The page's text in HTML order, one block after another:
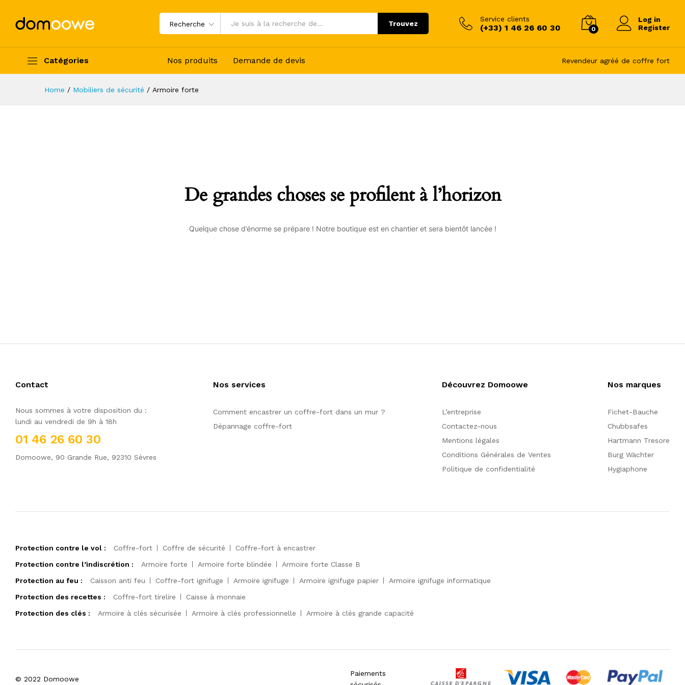
Recherche Trouvez
Service clients
(+33) 1 46 26 60 30 0
Log in
Register
Catégories Nos produits Demande de devis Revendeur agréé de coffre fort
Home / Mobiliers de sécurité / Armoire forte
De grandes choses se profilent à l’horizon
Quelque chose d’énorme se prépare ! Notre boutique est en chantier et sera bientôt lancée !
Contact
Nous sommes à votre disposition du :
lundi au vendredi de 9h à 18h
01 46 26 60 30
Domoowe, 90 Grande Rue, 92310 Sèvres
Nos services
Comment encastrer un coffre-fort dans un mur ?
Dépannage coffre-fort
Découvrez Domoowe
L’entreprise
Contactez-nous
Mentions légales
Conditions Générales de Ventes
Politique de confidentialité
Nos marques
Fichet-Bauche
Chubbsafes
Hartmann Tresore
Burg Wächter
Hygiaphone
Protection contre le vol : Coffre-fort Coffre de sécurité
Coffre-fort à encastrer
Protection contre l’indiscrétion :
Armoire forte Armoire forte blindée
Armoire forte Classe B
Protection au feu :
Caisson anti feu Coffre-fort ignifuge Armoire ignifuge Armoire ignifuge papier
Armoire ignifuge informatique
Protection des recettes :
Coffre-fort tirelire
Caisse à monnaie
Protection des clés :
Armoire à clés sécurisée Armoire à clés professionnelle Armoire à clés grande capacité
© 2022 Domoowe
Paiements